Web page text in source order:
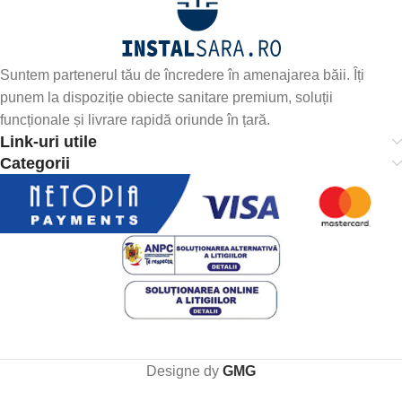
Suntem partenerul tău de încredere în amenajarea băii. Îți
punem la dispoziție obiecte sanitare premium, soluții
funcționale și livrare rapidă oriunde în țară.
Link-uri utile
Categorii
Designe dy GMG